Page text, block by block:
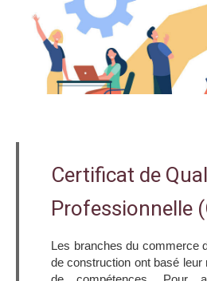
Certificat de
Professionnelle
Les branches du commerce
de construction ont basé leur